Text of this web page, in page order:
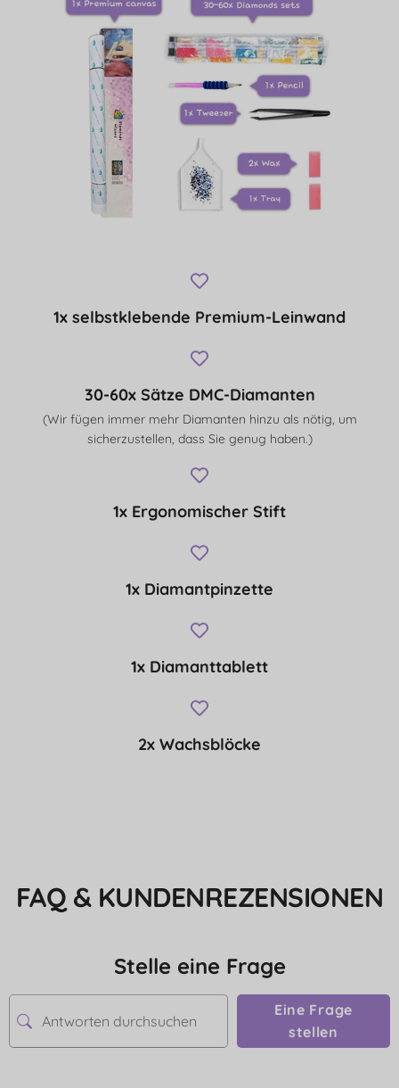
1x selbstklebende Premium-Leinwand
30-60x Sätze DMC-Diamanten
(Wir fügen immer mehr Diamanten hinzu als nötig, um
sicherzustellen, dass Sie genug haben.)
1x Ergonomischer Stift
1x Diamantpinzette
1x Diamanttablett
2x Wachsblöcke
FAQ & KUNDENREZENSIONEN
Stelle eine Frage
Eine Frage
stellen